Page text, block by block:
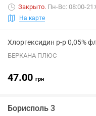
Закрыто. Пн-Вс: 08:00-
На карте
Хлоргексидин р-р 0,05%
БЕРКАНА ПЛЮС
47.00 грн
Борисполь 3